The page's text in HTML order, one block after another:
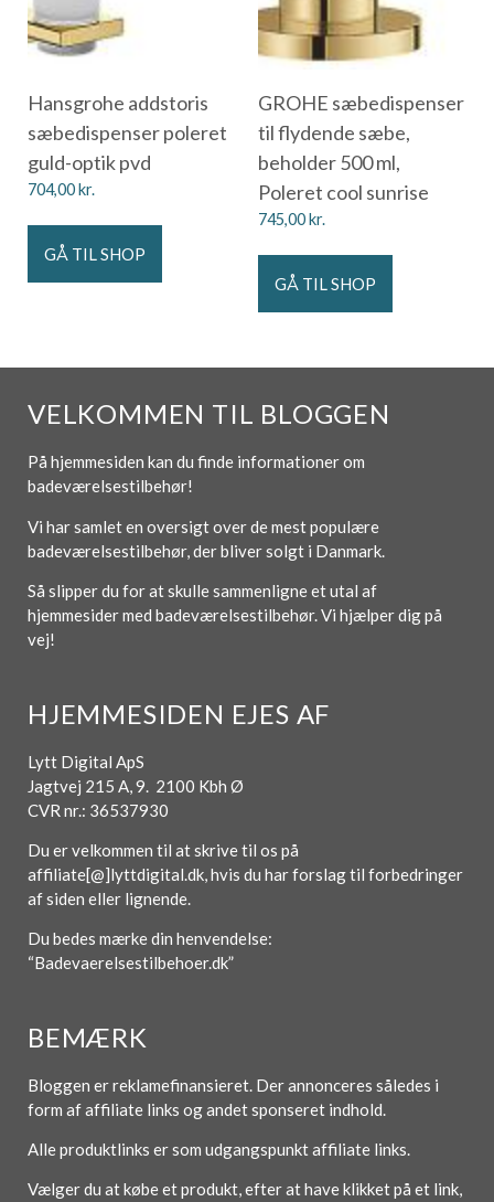
Hansgrohe addstoris
sæbedispenser poleret
guld-optik pvd
704,00kr.
GÅ TIL SHOP
GROHE sæbedispenser
til flydende sæbe,
beholder 500 ml,
Poleret cool sunrise
745,00kr.
GÅ TIL SHOP
VELKOMMEN TIL BLOGGEN
På hjemmesiden kan du finde informationer om
badeværelsestilbehør!
Vi har samlet en oversigt over de mest populære
badeværelsestilbehør, der bliver solgt i Danmark.
Så slipper du for at skulle sammenligne et utal af
hjemmesider med badeværelsestilbehør. Vi hjælper dig på
vej!
HJEMMESIDEN EJES AF
Lytt Digital ApS
Jagtvej 215 A, 9. 2100 Kbh Ø
CVR nr.: 36537930
Du er velkommen til at skrive til os på
affiliate[@]lyttdigital.dk, hvis du har forslag til forbedringer
af siden eller lignende.
Du bedes mærke din henvendelse:
“Badevaerelsestilbehoer.dk”
BEMÆRK
Bloggen er reklamefinansieret. Der annonceres således i
form af affiliate links og andet sponseret indhold.
Alle produktlinks er som udgangspunkt affiliate links.
Vælger du at købe et produkt, efter at have klikket på et link,